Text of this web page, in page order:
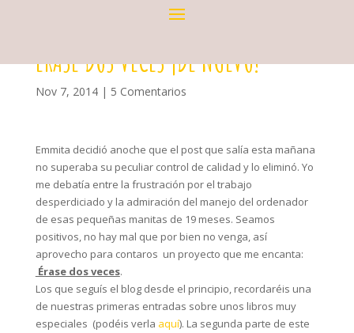
ÉRASE DOS VECES ¡DE NUEVO!
Nov 7, 2014| 5 Comentarios
Emmita decidió anoche que el post que salía esta mañana
no superaba su peculiar control de calidad y lo eliminó. Yo
me debatía entre la frustración por el trabajo
desperdiciado y la admiración del manejo del ordenador
de esas pequeñas manitas de 19 meses. Seamos
positivos, no hay mal que por bien no venga, así
aprovecho para contaros un proyecto que me encanta:
Érase dos veces.
Los que seguís el blog desde el principio, recordaréis una
de nuestras primeras entradas sobre unos libros muy
especiales (podéis verla aquí). La segunda parte de este